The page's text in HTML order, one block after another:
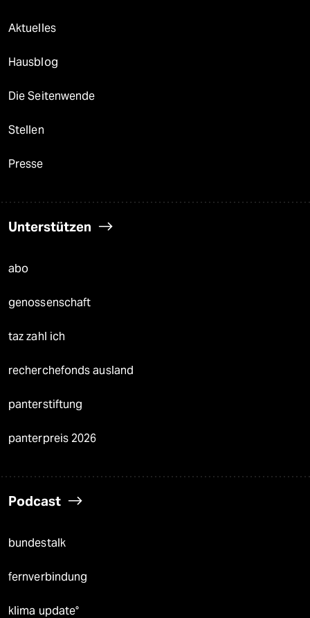
Aktuelles
Hausblog
Die Seitenwende
Stellen
Presse
Unterstützen
abo
genossenschaft
taz zahl ich
recherchefonds ausland
panterstiftung
panterpreis 2026
Podcast
bundestalk
fernverbindung
klima update°